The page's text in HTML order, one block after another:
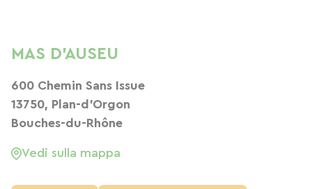
MAS D'AUSEU
600 Chemin Sans Issue
13750, Plan-d'Orgon
Bouches-du-Rhône
Vedi sulla mappa